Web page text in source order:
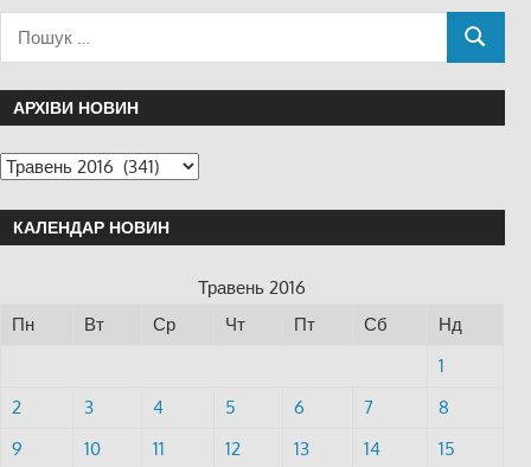
АРХІВИ НОВИН
КАЛЕНДАР НОВИН
Травень 2016
Пн
Вт Ср Чт Пт Сб
Нд
1
2
3 4 5 6 7
8
9
10 11 12 13 14
15